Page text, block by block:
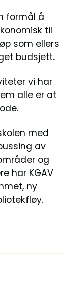
formål å
til
som ellers
budsjett.
vi har
alle er at
med
av
og
har KGAV
ny